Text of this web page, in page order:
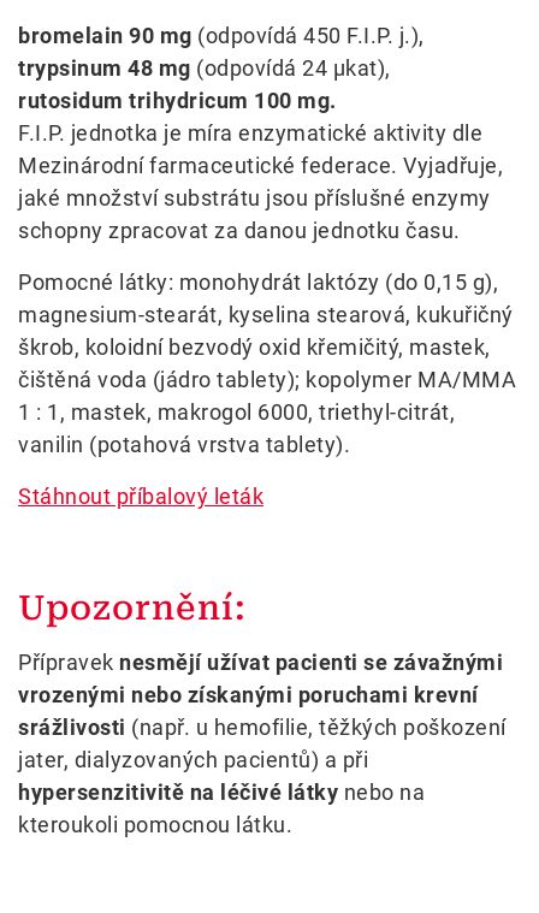
bromelain 90 mg (odpovídá 450 F.I.P. j.),
trypsinum 48 mg (odpovídá 24 μkat),
rutosidum trihydricum 100 mg.
F.I.P. jednotka je míra enzymatické aktivity dle
Mezinárodní farmaceutické federace. Vyjadřuje,
jaké množství substrátu jsou příslušné enzymy
schopny zpracovat za danou jednotku času.
Pomocné látky: monohydrát laktózy (do 0,15 g),
magnesium-stearát, kyselina stearová, kukuřičný
škrob, koloidní bezvodý oxid křemičitý, mastek,
čištěná voda (jádro tablety); kopolymer MA/MMA
1 : 1, mastek, makrogol 6000, triethyl-citrát,
vanilin (potahová vrstva tablety).
Stáhnout příbalový leták
Upozornění:
Přípravek nesmějí užívat pacienti se závažnými
vrozenými nebo získanými poruchami krevní
srážlivosti (např. u hemofilie, těžkých poškození
jater, dialyzovaných pacientů) a při
hypersenzitivitě na léčivé látky nebo na
kteroukoli pomocnou látku.